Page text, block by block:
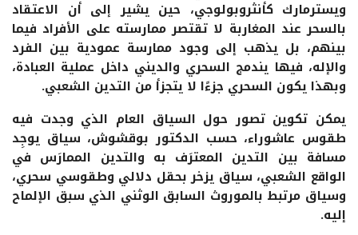
ويسترمارك كأنثروبولوجي، حين يشير إلى أن الاعتقاد
بالسحر عند المغاربة لا تقتصر ممارسته على الأفراد فيما
بينهم، بل يذهب إلى وجود ممارسة عمودية بين الفرد
والإله، فيها يندمج السحري والديني داخل عملية العبادة،
وبهذا يكون السحري جزءًا لا يتجزأ من التدين الشعبي.
يمكن تكوين تصور حول السياق العام الذي وجدت فيه
طقوس عاشوراء، حسب الدكتور بوقشوش، سياق يوجِد
مسافة بين التدين المعترَف به والتدين الممارَس في
الواقع الشعبي، سياق يزخر بحقل دلالي وطقوسي سحري،
وسياق مرتبط بالموروث السابق الوثني الذي سبق الإلماح
إليه.